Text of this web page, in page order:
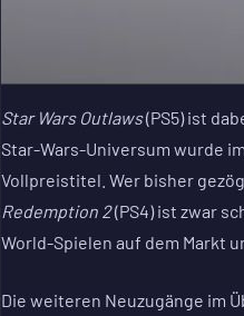
Star Wars Outlaws(PS5) ist
Star-Wars-Universum wurde
Vollpreistitel. Wer bisher
Redemption 2(PS4) ist zwar
World-Spielen auf dem Markt
Die weiteren Neuzugänge im